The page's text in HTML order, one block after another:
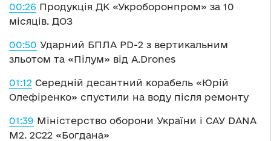
00:26 Продукція ДК «Укроборонпром» за 10
місяців. ДОЗ
00:50 Ударний БПЛА PD-2 з вертикальним
зльотом та «Пілум» від A.Drones
01:12 Середній десантний корабель «Юрій
Олефіренко» спустили на воду після ремонту
01:39 Міністерство оборони України і САУ DANA
М2. 2С22 «Богдана»